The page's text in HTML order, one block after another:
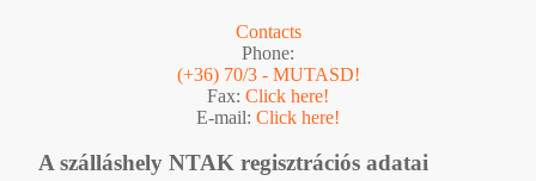
Contacts
Phone:
(+36) 70/3 - MUTASD!
Fax: Click here!
E-mail: Click here!
A szálláshely NTAK regisztrációs adatai